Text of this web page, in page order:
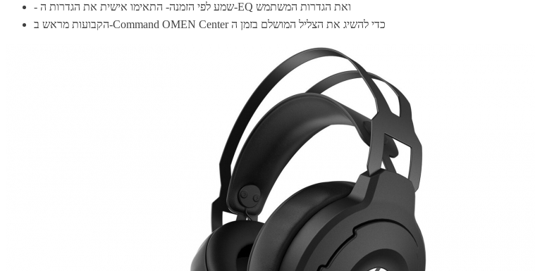
- שמע לפי הזמנה- התאימו אישית את הגדרות ה-EQ ואת הגדרות המשתמש
הקבועות מראש ב-Command OMEN Center כדי להשיג את הצליל המושלם בזמן ה